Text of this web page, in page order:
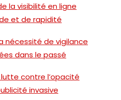
la visibilité en ligne
et de rapidité
nécessité de vigilance
dans le passé
lutte contre l’opacité
invasive